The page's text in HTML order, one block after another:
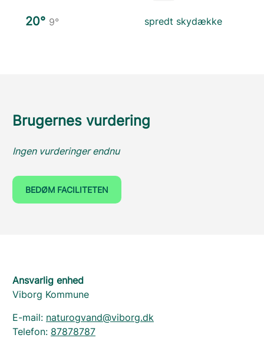
20° 9° spredt skydække
Brugernes vurdering
Ingen vurderinger endnu
BEDØM FACILITETEN
Ansvarlig enhed
Viborg Kommune
E-mail: naturogvand@viborg.dk
Telefon: 87878787